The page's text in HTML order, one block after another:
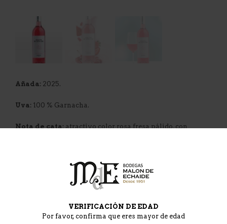
VERIFICACIÓN DE EDAD
Por favor, confirma que eres mayor de edad
Añada: 2025.
Uva: 100 % Garnacha.
Nota de cata:atractivo color rosa fresa pálido, con
intensidad, con recuerdos a fruta roja del bosque, grosella.
En boca se muestra potente, desarrollando un paso
equilibrado con una buena acidez., que evoluciona hacia
Consumo y maridaje:se aconseja degustarlo entre 9-12º